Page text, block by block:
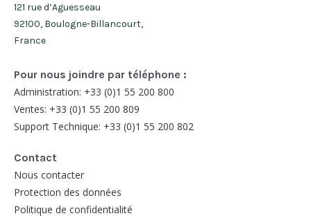
121 rue d’Aguesseau
92100, Boulogne-Billancourt,
France
Pour nous joindre par téléphone :
Administration: +33 (0)1 55 200 800
Ventes: +33 (0)1 55 200 809
Support Technique: +33 (0)1 55 200 802
Contact
Nous contacter
Protection des données
Politique de confidentialité